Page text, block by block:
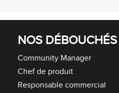
NOS DÉBOUCHÉS
Community Manager
Chef de produit
Responsable commercial